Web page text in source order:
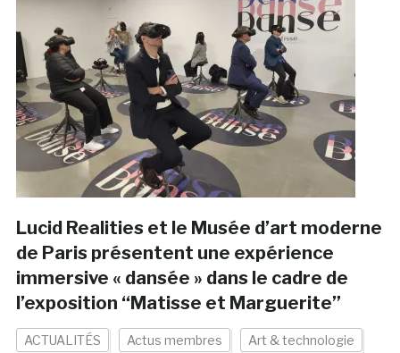
Lucid Realities et le Musée d’art moderne
de Paris présentent une expérience
immersive « dansée » dans le cadre de
l’exposition “Matisse et Marguerite”
ACTUALITÉS Actus membres Art & technologie